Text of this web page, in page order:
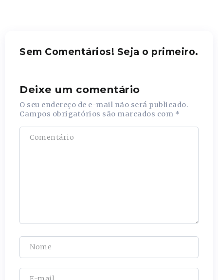
Sem Comentários! Seja o primeiro.
Deixe um comentário
O seu endereço de e-mail não será publicado.
Campos obrigatórios são marcados com *